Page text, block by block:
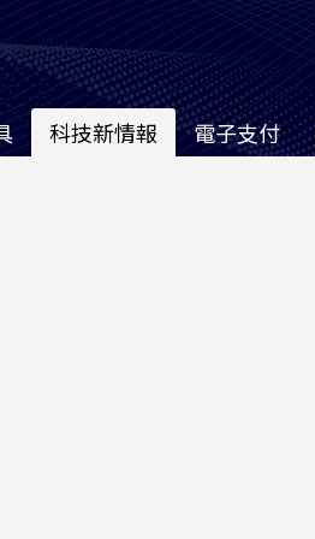
科技新情報 電子支付